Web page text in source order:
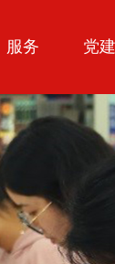
服务 党建